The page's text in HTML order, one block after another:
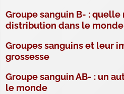
Groupe sanguin B- :
distribution dans le monde
Groupes sanguins et leur
grossesse
Groupe sanguin AB- : un
le monde